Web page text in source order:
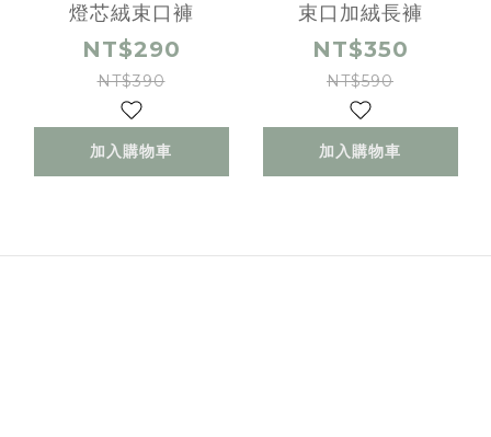
燈芯絨束口褲
NT$290
NT$390
加入購物車
束口加絨長褲
NT$350
NT$590
加入購物車